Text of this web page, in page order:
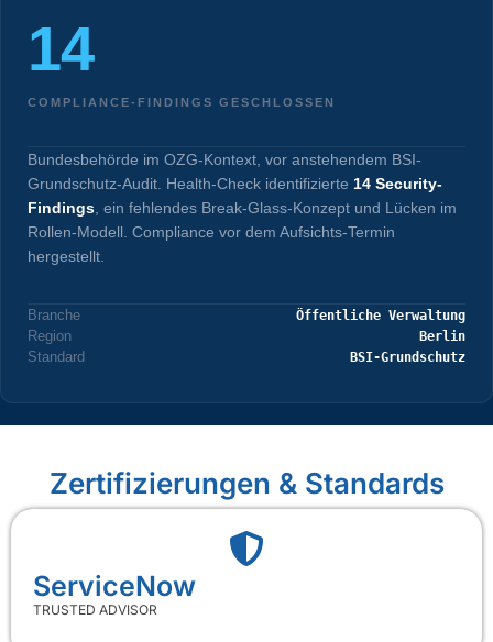
14
COMPLIANCE-FINDINGS GESCHLOSSEN
Bundesbehörde im OZG-Kontext, vor anstehendem BSI-
Grundschutz-Audit. Health-Check identifizierte 14 Security-
Findings, ein fehlendes Break-Glass-Konzept und Lücken im
Rollen-Modell. Compliance vor dem Aufsichts-Termin
hergestellt.
Branche Öffentliche Verwaltung
Region Berlin
Standard BSI-Grundschutz
Zertifizierungen & Standards
ServiceNow
TRUSTED ADVISOR